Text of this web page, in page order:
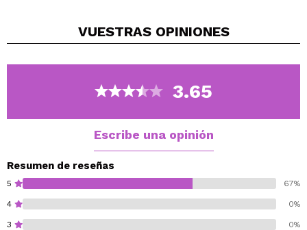
Esta colección de labiales está diseñada en tonos nude
Cruelty free.
VUESTRAS OPINIONES
3.65
Escribe una opinión
Resumen de reseñas
5 67%
4 0%
3 0%